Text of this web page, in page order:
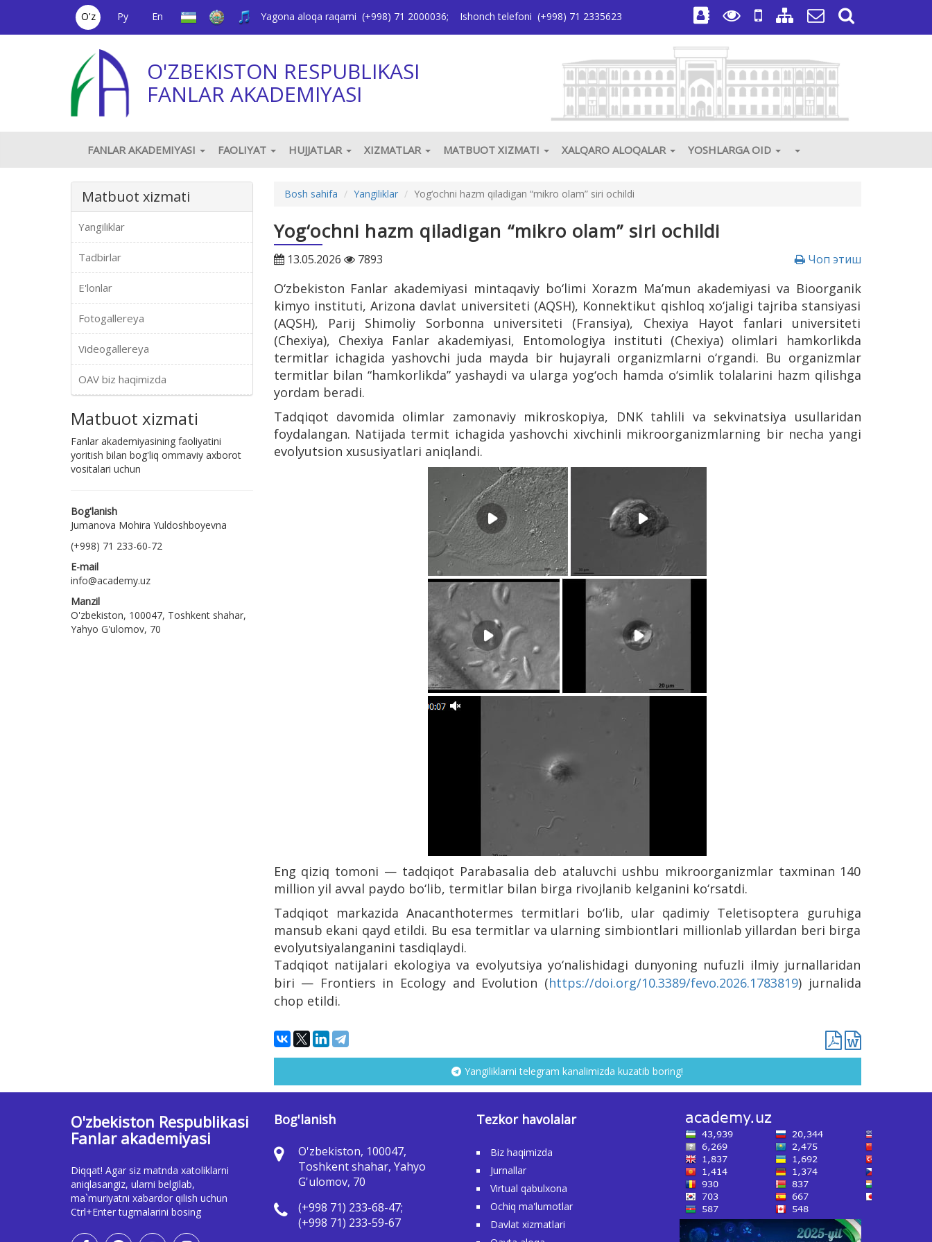
O'z Ру En Yagona aloqa raqami (+998) 71 2000036; Ishonch telefoni (+998) 71 2335623
O'ZBEKISTON RESPUBLIKASI
FANLAR AKADEMIYASI
FANLAR AKADEMIYASI FAOLIYAT HUJJATLAR XIZMATLAR MATBUOT XIZMATI XALQARO ALOQALAR YOSHLARGA OID
Matbuot xizmati
Yangiliklar
Tadbirlar
E'lonlar
Fotogallereya
Videogallereya
OAV biz haqimizda
Matbuot xizmati
Fanlar akademiyasining faoliyatini
yoritish bilan bog'liq ommaviy axborot
vositalari uchun
Bog'lanish
Jumanova Mohira Yuldoshboyevna
(+998) 71 233-60-72
E-mail
info@academy.uz
Manzil
O'zbekiston, 100047, Toshkent shahar,
Yahyo G'ulomov, 70
Bosh sahifa Yangiliklar Yog‘ochni hazm qiladigan “mikro olam” siri ochildi
Yog‘ochni hazm qiladigan “mikro olam” siri ochildi
13.05.2026 7893 Чоп этиш
O‘zbekiston Fanlar akademiyasi mintaqaviy bo‘limi Xorazm Ma’mun akademiyasi va Bioorganik
kimyo instituti, Arizona davlat universiteti (AQSH), Konnektikut qishloq xo‘jaligi tajriba stansiyasi
(AQSH), Parij Shimoliy Sorbonna universiteti (Fransiya), Chexiya Hayot fanlari universiteti
(Chexiya), Chexiya Fanlar akademiyasi, Entomologiya instituti (Chexiya) olimlari hamkorlikda
termitlar ichagida yashovchi juda mayda bir hujayrali organizmlarni o‘rgandi. Bu organizmlar
termitlar bilan “hamkorlikda” yashaydi va ularga yog‘och hamda o‘simlik tolalarini hazm qilishga
yordam beradi.
Tadqiqot davomida olimlar zamonaviy mikroskopiya, DNK tahlili va sekvinatsiya usullaridan
foydalangan. Natijada termit ichagida yashovchi xivchinli mikroorganizmlarning bir necha yangi
evolyutsion xususiyatlari aniqlandi.
Eng qiziq tomoni — tadqiqot Parabasalia deb ataluvchi ushbu mikroorganizmlar taxminan 140
million yil avval paydo bo‘lib, termitlar bilan birga rivojlanib kelganini ko‘rsatdi.
Tadqiqot markazida Anacanthotermes termitlari bo‘lib, ular qadimiy Teletisoptera guruhiga
mansub ekani qayd etildi. Bu esa termitlar va ularning simbiontlari millionlab yillardan beri birga
evolyutsiyalanganini tasdiqlaydi.
Tadqiqot natijalari ekologiya va evolyutsiya yo‘nalishidagi dunyoning nufuzli ilmiy jurnallaridan
biri — Frontiers in Ecology and Evolution (https://doi.org/10.3389/fevo.2026.1783819) jurnalida
chop etildi.
Yangiliklarni telegram kanalimizda kuzatib boring!
O'zbekiston Respublikasi
Fanlar akademiyasi
Diqqat! Agar siz matnda xatoliklarni
aniqlasangiz, ularni belgilab,
ma`muriyatni xabardor qilish uchun
Ctrl+Enter tugmalarini bosing
Bog'lanish
O'zbekiston, 100047,
Toshkent shahar, Yahyo
G'ulomov, 70
(+998 71) 233-68-47;
(+998 71) 233-59-67
Tezkor havolalar
Biz haqimizda
Jurnallar
Virtual qabulxona
Ochiq ma'lumotlar
Davlat xizmatlari